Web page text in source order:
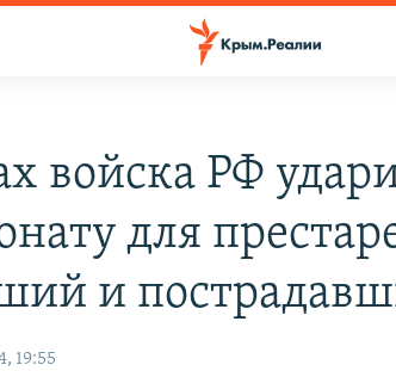
войска РФ
для
и
19:55